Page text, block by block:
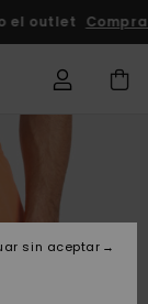
outlet Comprar
sin aceptar